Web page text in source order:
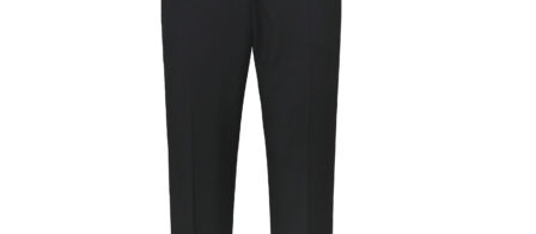
varianter.
De
olika
alternativen
kan
väljas
produktsidan